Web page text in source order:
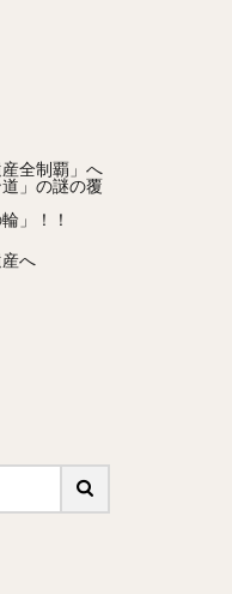
全制覇」へ
」の謎の覆
」！！